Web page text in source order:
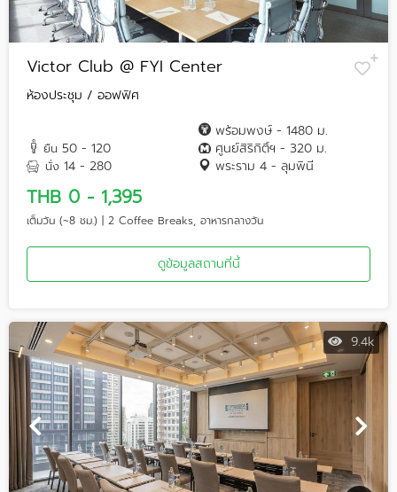
Victor Club @ FYI Center
ห้องประชุม / ออฟฟิศ
ยืน 50 - 120
นั่ง 14 - 280
พร้อมพงษ์ - 1480 ม.
ศูนย์สิริกิติ์ฯ - 320 ม.
พระราม 4 - ลุมพินี
THB 0 - 1,395
เต็มวัน (~8 ชม.) | 2 Coffee Breaks, อาหารกลางวัน
ดูข้อมูลสถานที่นี้
9.4k